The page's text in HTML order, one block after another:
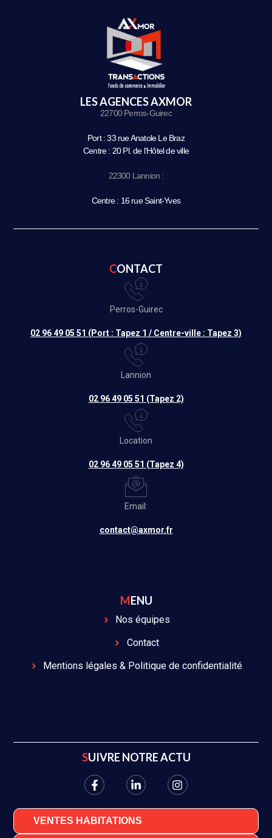
LES AGENCES AXMOR
22700 Perros-Guirec
Port : 33 rue Anatole Le Braz
Centre : 20 Pl. de l’Hôtel de ville
22300 Lannion :
Centre : 16 rue Saint-Yves
CONTACT
Perros-Guirec
02 96 49 05 51 (Port : Tapez 1 / Centre-ville : Tapez 3)
Lannion
02 96 49 05 51 (Tapez 2)
Location
02 96 49 05 51 (Tapez 4)
Email:
contact@axmor.fr
MENU
Nos équipes
Contact
Mentions légales & Politique de confidentialité
SUIVRE NOTRE ACTU
VENTES HABITATIONS